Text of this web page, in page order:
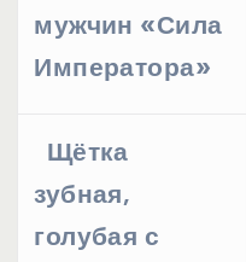
мужчин «Сила
Императора»
Щётка
зубная,
голубая с